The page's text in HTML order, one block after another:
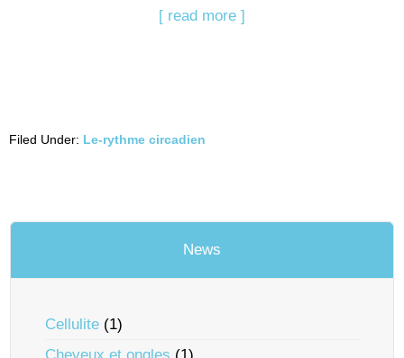
[ read more ]
Filed Under: Le-rythme circadien
News
Cellulite (1)